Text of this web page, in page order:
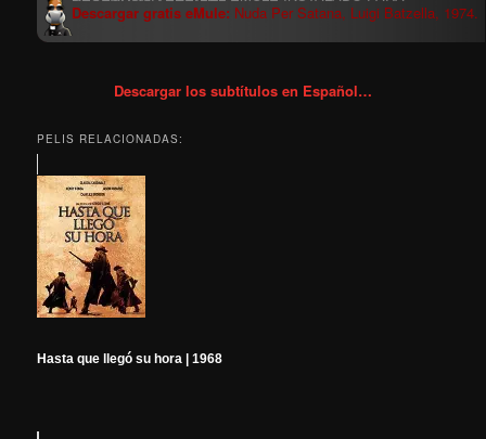
Descargar gratis eMule: Nuda Per Satana, Luigi Batzella, 1974.
Descargar los subtítulos en Español…
PELIS RELACIONADAS:
Hasta que llegó su hora | 1968